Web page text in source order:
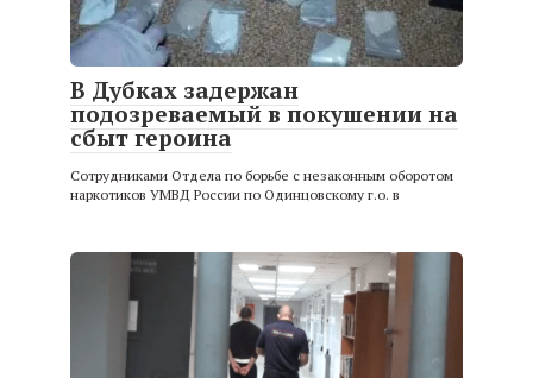
В Дубках задержан
подозреваемый в покушении на
сбыт героина
Сотрудниками Отдела по борьбе с незаконным оборотом
наркотиков УМВД России по Одинцовскому г.о. в